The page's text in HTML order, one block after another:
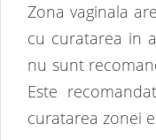
Zona vaginala
cu curatarea in
nu sunt
Este
curatarea zonei